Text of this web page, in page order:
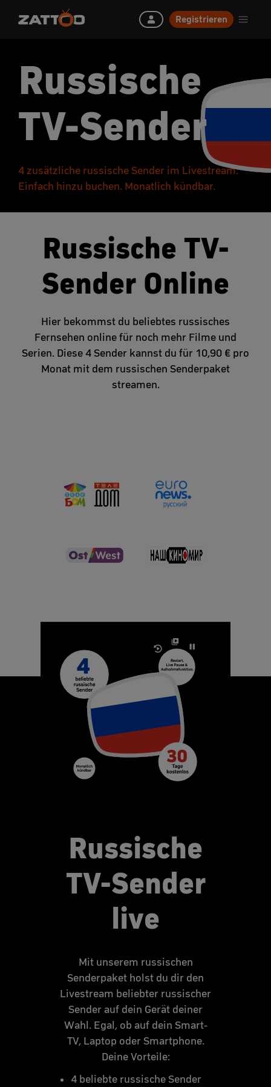
Registrieren
Russische
TV-Sender
4 zusätzliche russische Sender im Livestream.
Einfach hinzu buchen. Monatlich kündbar.
Russische TV-
Sender Online
Hier bekommst du beliebtes russisches
Fernsehen online für noch mehr Filme und
Serien. Diese 4 Sender kannst du für 10,90 € pro
Monat mit dem russischen Senderpaket
streamen.
Russische
TV-Sender
live
Mit unserem russischen
Senderpaket holst du dir den
Livestream beliebter russischer
Sender auf dein Gerät deiner
Wahl. Egal, ob auf dein Smart-
TV, Laptop oder Smartphone.
Deine Vorteile:
4 beliebte russische Sender